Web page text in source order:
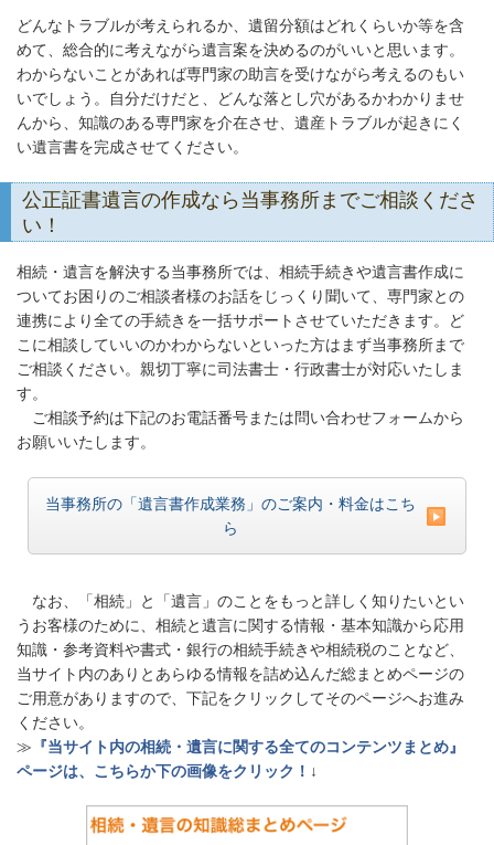
どんなトラブルが考えられるか、遺留分額はどれくらいか等を含
めて、総合的に考えながら遺言案を決めるのがいいと思います。
わからないことがあれば専門家の助言を受けながら考えるのもい
いでしょう。自分だけだと、どんな落とし穴があるかわかりませ
んから、知識のある専門家を介在させ、遺産トラブルが起きにく
い遺言書を完成させてください。
公正証書遺言の作成なら当事務所までご相談くださ
い！
相続・遺言を解決する当事務所では、相続手続きや遺言書作成に
ついてお困りのご相談者様のお話をじっくり聞いて、専門家との
連携により全ての手続きを一括サポートさせていただきます。ど
こに相談していいのかわからないといった方はまず当事務所まで
ご相談ください。親切丁寧に司法書士・行政書士が対応いたしま
す。
ご相談予約は下記のお電話番号または問い合わせフォームから
お願いいたします。
当事務所の「遺言書作成業務」のご案内・料金はこち
ら
なお、「相続」と「遺言」のことをもっと詳しく知りたいとい
うお客様のために、相続と遺言に関する情報・基本知識から応用
知識・参考資料や書式・銀行の相続手続きや相続税のことなど、
当サイト内のありとあらゆる情報を詰め込んだ総まとめページの
ご用意がありますので、下記をクリックしてそのページへお進み
ください。
≫ 『当サイト内の相続・遺言に関する全てのコンテンツまとめ』
ページは、こちらか下の画像をクリック！ ↓